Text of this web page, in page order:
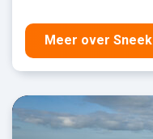
Meer over Sneek